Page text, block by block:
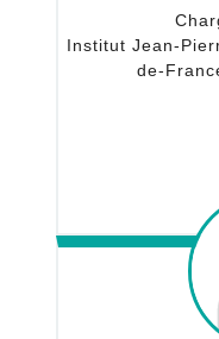
Institut Jean-
de-